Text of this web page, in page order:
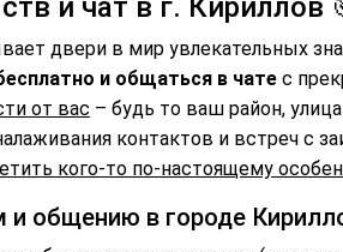
и чат в г. Кириллов
двери в мир увлекательных
и общаться в чате с
от вас – будь то ваш район,
контактов и встреч с
кого-то по-настоящему
и общению в городе